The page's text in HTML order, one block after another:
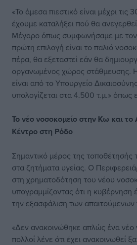
«Το άμεσα πιεστικό είναι μέχρι τις
έχουμε καταλήξει πού θα
Μέγαρο όπως συμφωνήσαμε με
πρώτη επιλογή είναι το παλιό
πέρα, θα εξεταστεί εάν θα
οργανωμένος χώρος στάθμευσης.
είναι από το Υπουργείο
υπολογίζεται στα 4.500 τ.μ.» όπως
Το νέο νοσοκομείο στην Κω και το
Κέντρο στη Ρόδο
Σημαντικό μέρος της τοποθέτησής
στα ζητήματα υγείας. Ο
στη χρηματοδότηση του νέου
υπογραμμίζοντας ότι η κυβέρνηση
την εξασφάλιση των
«Δεν ανακοινώθηκε απλώς ένα
πολλοί λένε ότι έχει ανακοινωθεί